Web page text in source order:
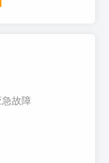
故障